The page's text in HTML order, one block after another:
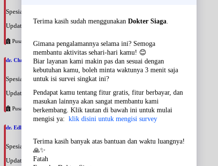
Spesialis: Penyakit Dalam
Update terakhir: 2026-08-09 17:25:38
Pusat Pertamina
dr. Christiana Liinda Wahyuni, SpOT
Spesialis: Orthopedi
Update terakhir: 2026-08-09 17:16:56
Pusat Pertamina
dr. Edli Warman, SpOT
Spesialis: Orthopedi
Update terakhir: 2026-08-09 17:11:41